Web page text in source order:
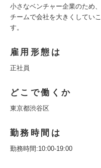
小さなベンチャー企業のため
チームで会社を大きくしてい
す。
雇用形態は
正社員
どこで働くか
東京都渋谷区
勤務時間は
勤務時間:10:00-19:00